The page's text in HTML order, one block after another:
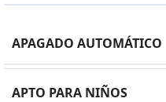
APAGADO AUTOMÁTICO
APTO PARA NIÑOS